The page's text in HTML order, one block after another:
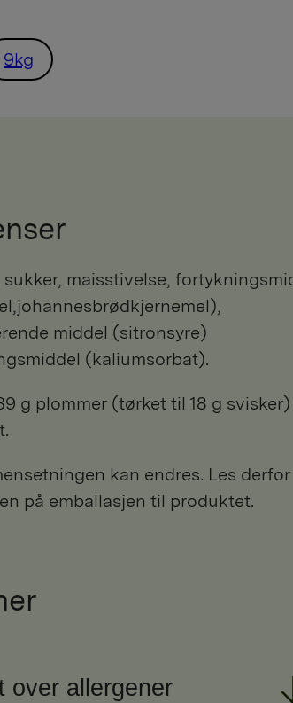
9kg
middel (sitronsyre)
(kaliumsorbat).
g plommer (tørket til 18 g
kan endres. Les
på emballasjen til produktet.
over allergener